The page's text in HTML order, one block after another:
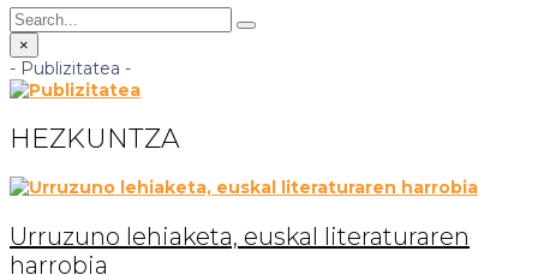
×
- Publizitatea -
HEZKUNTZA
Urruzuno lehiaketa, euskal literaturaren
harrobia